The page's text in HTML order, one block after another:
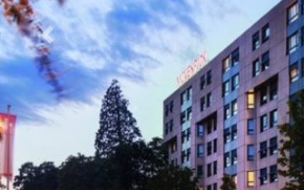
Zurück